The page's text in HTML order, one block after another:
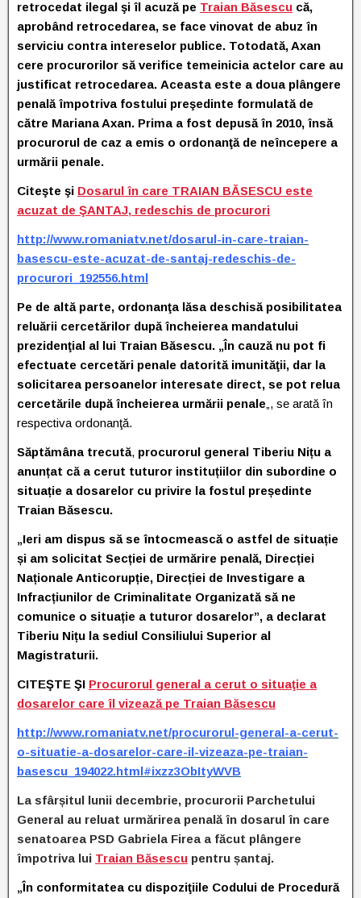
retrocedat ilegal şi îl acuză pe Traian Băsescu că,
aprobând retrocedarea, se face vinovat de abuz în
serviciu contra intereselor publice. Totodată, Axan
cere procurorilor să verifice temeinicia actelor care au
justificat retrocedarea. Aceasta este a doua plângere
penală împotriva fostului preşedinte formulată de
către Mariana Axan. Prima a fost depusă în 2010, însă
procurorul de caz a emis o ordonanţă de neîncepere a
urmării penale.
Citeşte şi Dosarul în care TRAIAN BĂSESCU este
acuzat de ŞANTAJ, redeschis de procurori
http://www.romaniatv.net/dosarul-in-care-traian-
basescu-este-acuzat-de-santaj-redeschis-de-
procurori_192556.html
Pe de altă parte, ordonanţa lăsa deschisă posibilitatea
reluării cercetărilor după încheierea mandatului
prezidenţial al lui Traian Băsescu. „În cauză nu pot fi
efectuate cercetări penale datorită imunităţii, dar la
solicitarea persoanelor interesate direct, se pot relua
cercetările după încheierea urmării penale„, se arată în
respectiva ordonanţă.
Săptămâna trecută, procurorul general Tiberiu Nițu a
anunțat că a cerut tuturor instituțiilor din subordine o
situație a dosarelor cu privire la fostul președinte
Traian Băsescu.
„Ieri am dispus să se întocmească o astfel de situație
și am solicitat Secției de urmărire penală, Direcției
Naționale Anticorupție, Direcției de Investigare a
Infracțiunilor de Criminalitate Organizată să ne
comunice o situație a tuturor dosarelor”, a declarat
Tiberiu Nițu la sediul Consiliului Superior al
Magistraturii.
CITEŞTE ŞI Procurorul general a cerut o situaţie a
dosarelor care îl vizează pe Traian Băsescu
http://www.romaniatv.net/procurorul-general-a-cerut-
o-situatie-a-dosarelor-care-il-vizeaza-pe-traian-
basescu_194022.html#ixzz3ObItyWVB
La sfârșitul lunii decembrie, procurorii Parchetului
General au reluat urmărirea penală în dosarul în care
senatoarea PSD Gabriela Firea a făcut plângere
împotriva lui Traian Băsescu pentru șantaj.
„În conformitatea cu dispoziţiile Codului de Procedură